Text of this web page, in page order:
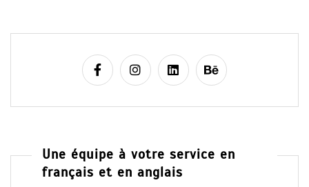
Une équipe à votre service en
français et en anglais